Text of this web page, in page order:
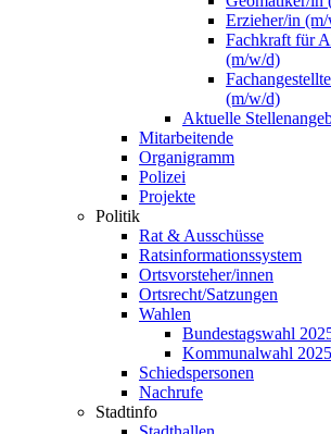
Erzieher/in
Fachkraft für
(m/w/d)
(m/w/d)
Aktuelle
Mitarbeitende
Organigramm
Polizei
Projekte
Politik
Rat & Ausschüsse
Ratsinformationssystem
Ortsvorsteher/innen
Ortsrecht/Satzungen
Wahlen
Bundestagswahl
Kommunalwahl 2025
Schiedspersonen
Nachrufe
Stadtinfo